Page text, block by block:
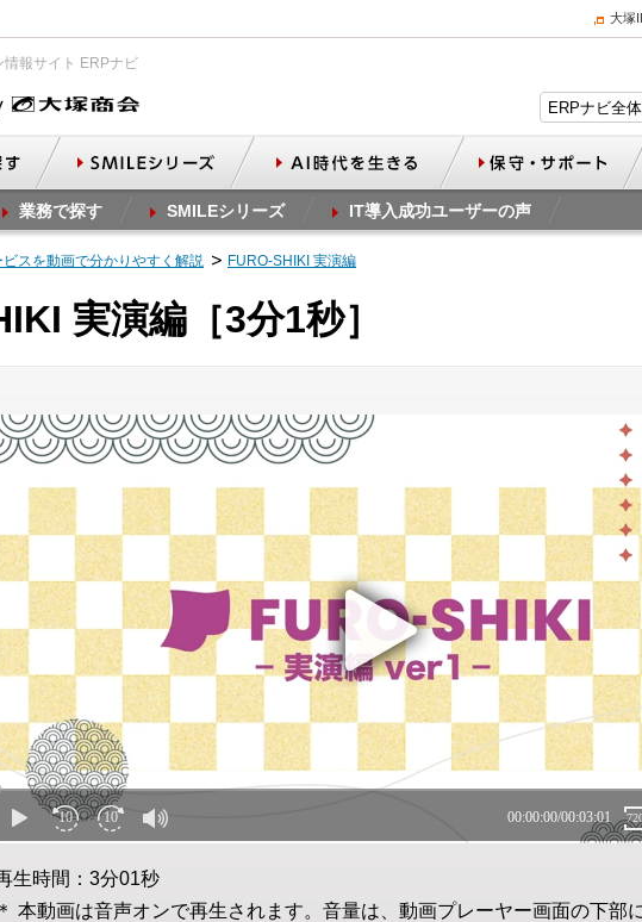
大塚
報サイト ERPナビ
業務で探す SMILEシリーズ IT導入成功ユーザーの声
スを動画で分かりやすく解説 FURO-SHIKI 実演編
実演編［3分1秒］
生時間：3分01秒
＊ 本動画は音声オンで再生されます。音量は、動画プレーヤー画面の下部